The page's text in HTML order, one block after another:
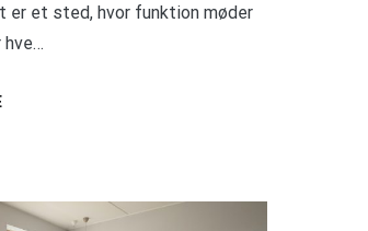
er et sted, hvor funktion møder